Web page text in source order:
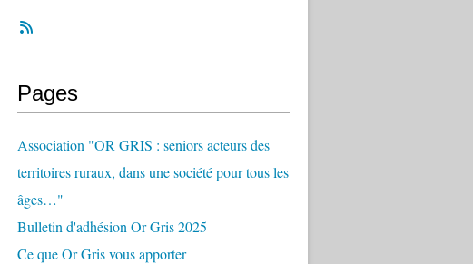
Pages
Association "OR GRIS : seniors acteurs des
territoires ruraux, dans une société pour tous les
âges…"
Bulletin d'adhésion Or Gris 2025
Ce que Or Gris vous apporter